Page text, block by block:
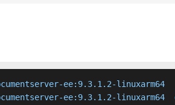
ee:9.3.1.2-linuxarm64
ee:9.3.1.2-